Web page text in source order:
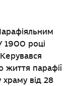
1900 році
життя парафії
храму від 28